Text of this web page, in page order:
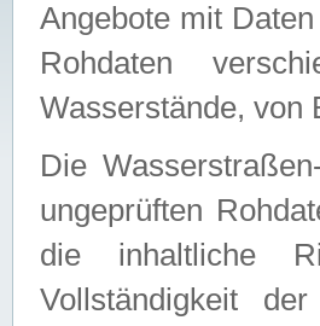
Angebote mit
Rohdaten
Wasserstände, von
Die
ungeprüften
die inhaltliche
Vollständigkeit